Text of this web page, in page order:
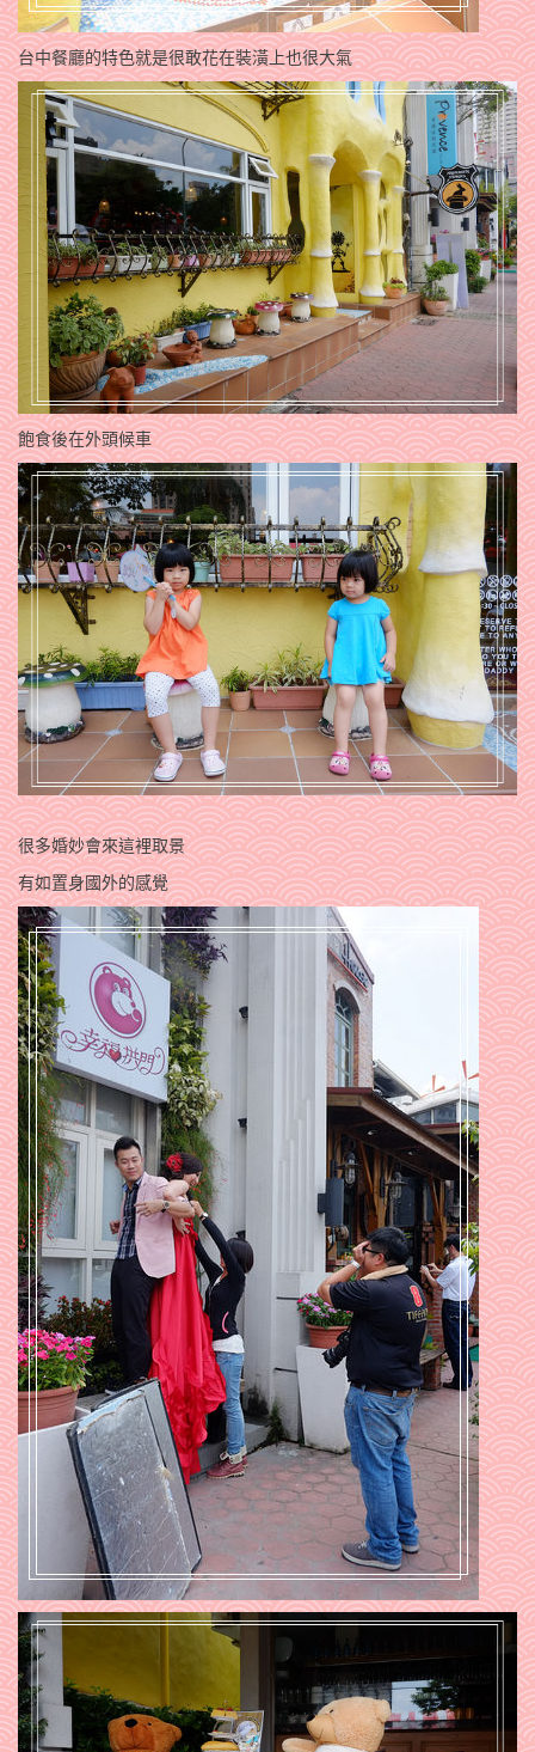
台中餐廳的特色就是很敢花在裝潢上也很大氣
飽食後在外頭候車
很多婚妙會來這裡取景
有如置身國外的感覺